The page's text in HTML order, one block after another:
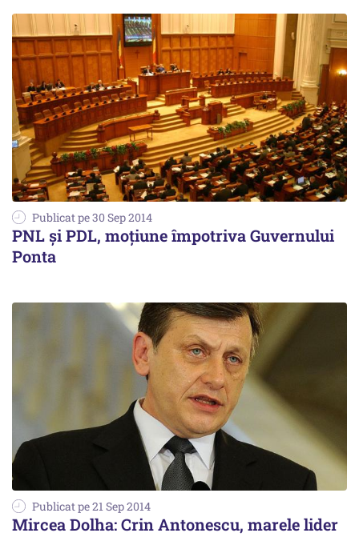
Publicat pe 30 Sep 2014
PNL și PDL, moțiune împotriva Guvernului
Ponta
Publicat pe 21 Sep 2014
Mircea Dolha: Crin Antonescu, marele lider